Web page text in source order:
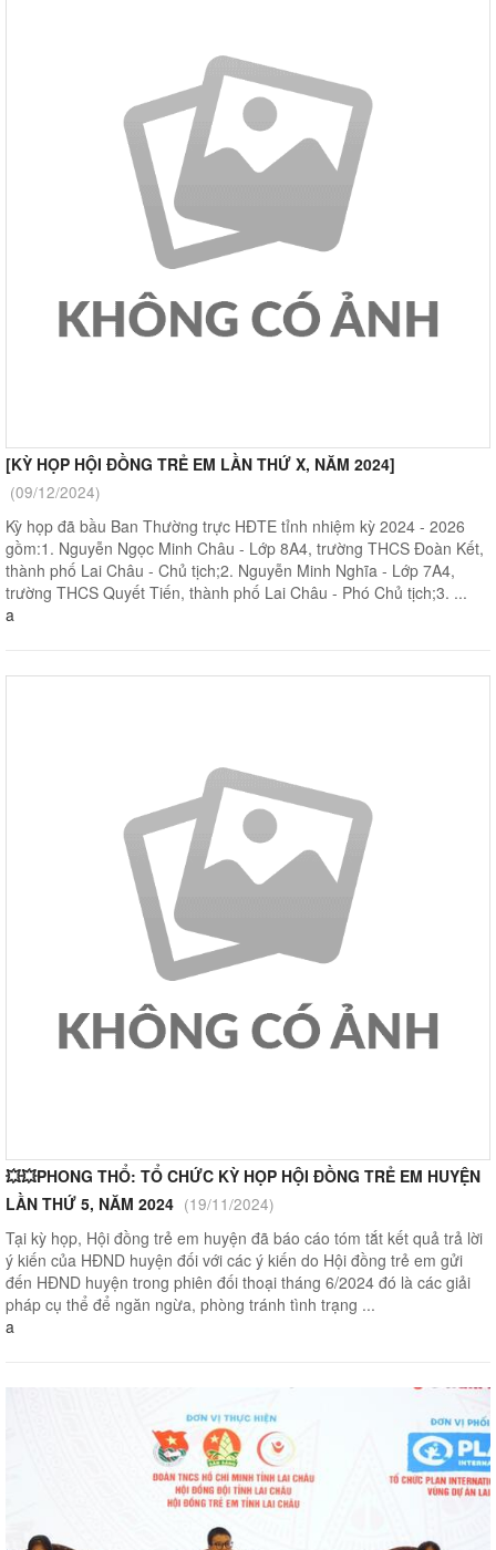
[KỲ HỌP HỘI ĐỒNG TRẺ EM LẦN THỨ X, NĂM 2024]
(09/12/2024)
Kỳ họp đã bầu Ban Thường trực HĐTE tỉnh nhiệm kỳ 2024 - 2026
gồm:1. Nguyễn Ngọc Minh Châu - Lớp 8A4, trường THCS Đoàn Kết,
thành phố Lai Châu - Chủ tịch;2. Nguyễn Minh Nghĩa - Lớp 7A4,
trường THCS Quyết Tiến, thành phố Lai Châu - Phó Chủ tịch;3. ...
a
💥💥PHONG THỔ: TỔ CHỨC KỲ HỌP HỘI ĐỒNG TRẺ EM HUYỆN
LẦN THỨ 5, NĂM 2024 (19/11/2024)
Tại kỳ họp, Hội đồng trẻ em huyện đã báo cáo tóm tắt kết quả trả lời
ý kiến của HĐND huyện đối với các ý kiến do Hội đồng trẻ em gửi
đến HĐND huyện trong phiên đối thoại tháng 6/2024 đó là các giải
pháp cụ thể để ngăn ngừa, phòng tránh tình trạng ...
a